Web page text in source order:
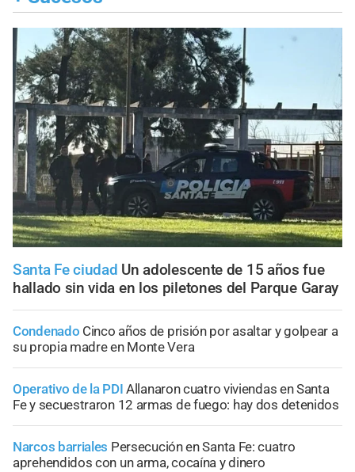
Santa Fe ciudad Un adolescente de 15 años fue
hallado sin vida en los piletones del Parque Garay
Condenado Cinco años de prisión por asaltar y golpear a
su propia madre en Monte Vera
Operativo de la PDI Allanaron cuatro viviendas en Santa
Fe y secuestraron 12 armas de fuego: hay dos detenidos
Narcos barriales Persecución en Santa Fe: cuatro
aprehendidos con un arma, cocaína y dinero